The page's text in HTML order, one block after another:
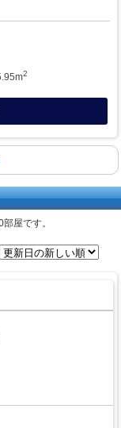
2
部屋です。